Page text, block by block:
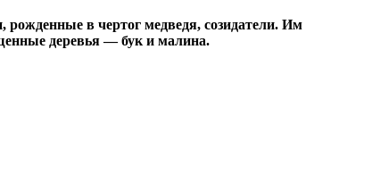
в чертог медведя, созидатели. Им
деревья — бук и малина.